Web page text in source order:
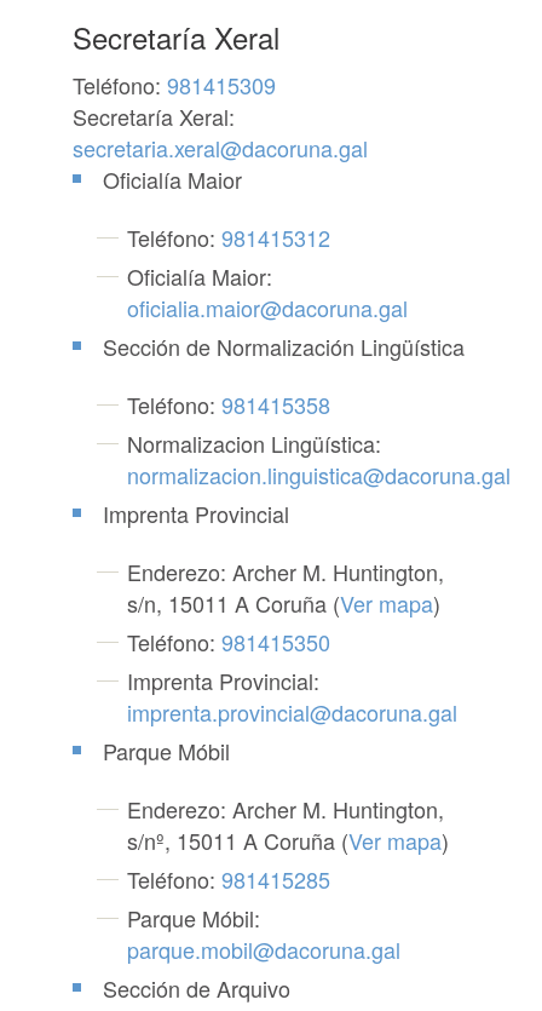
Secretaría Xeral
Teléfono: 981415309
Secretaría Xeral:
secretaria.xeral@dacoruna.gal
Oficialía Maior
Teléfono: 981415312
Oficialía Maior:
oficialia.maior@dacoruna.gal
Sección de Normalización Lingüística
Teléfono: 981415358
Normalizacion Lingüística:
normalizacion.linguistica@dacoruna.gal
Imprenta Provincial
Enderezo: Archer M. Huntington,
s/n, 15011 A Coruña (Ver mapa)
Teléfono: 981415350
Imprenta Provincial:
imprenta.provincial@dacoruna.gal
Parque Móbil
Enderezo: Archer M. Huntington,
s/nº, 15011 A Coruña (Ver mapa)
Teléfono: 981415285
Parque Móbil:
parque.mobil@dacoruna.gal
Sección de Arquivo